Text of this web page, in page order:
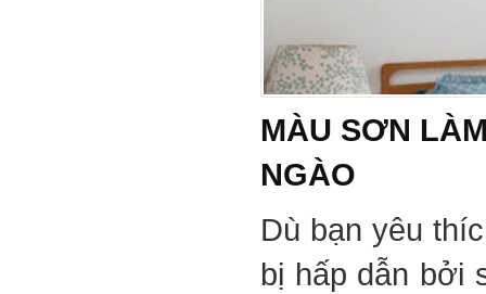
MÀU SƠN
NGÀO
Dù bạn yêu
bị hấp dẫn bởi